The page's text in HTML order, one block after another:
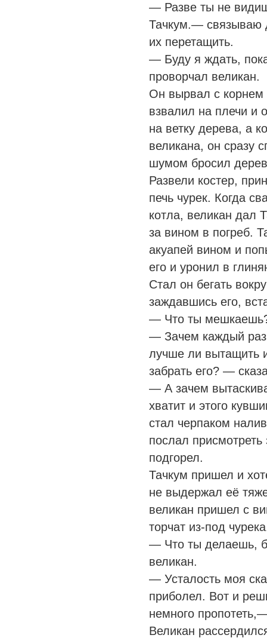
— Разве ты не
Тачкум.— связываю
их перетащить.
— Буду я ждать,
проворчал великан.
Он вырвал с корнем
взвалил на плечи и
на ветку дерева, а
великана, он сразу
шумом бросил
Развели костер,
печь чурек. Когда
котла, великан дал
за вином в погреб.
акуапей вином и
его и уронил в
Стал он бегать
заждавшись его,
— Что ты
— Зачем каждый раз
лучше ли вытащить
забрать его? —
— А зачем
хватит и этого
стал черпаком
послал присмотреть
подгорел.
Тачкум пришел и
не выдержал её
великан пришел с
торчат из-под
— Что ты делаешь,
великан.
— Усталость моя
приболел. Вот и
немного
Великан